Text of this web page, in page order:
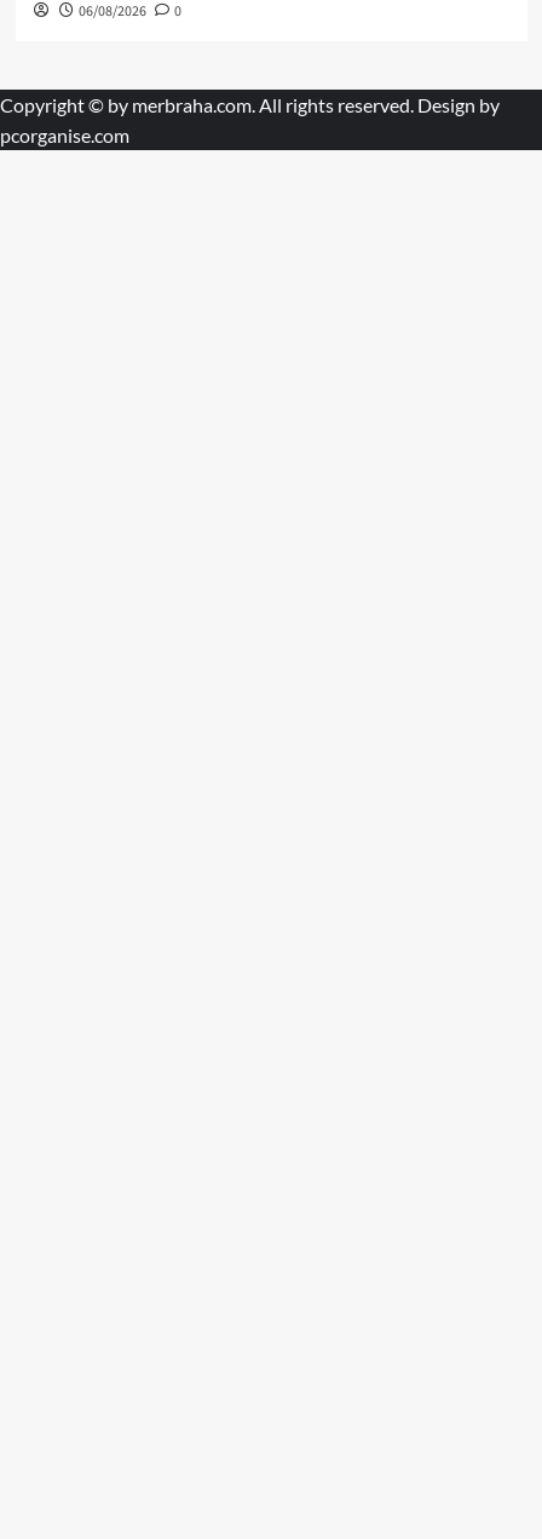
06/08/2026 0
Copyright © by merbraha.com. All rights reserved. Design by
pcorganise.com